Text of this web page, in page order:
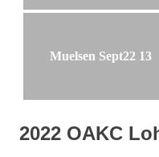
Muelsen Sept22 13
2022 OAKC